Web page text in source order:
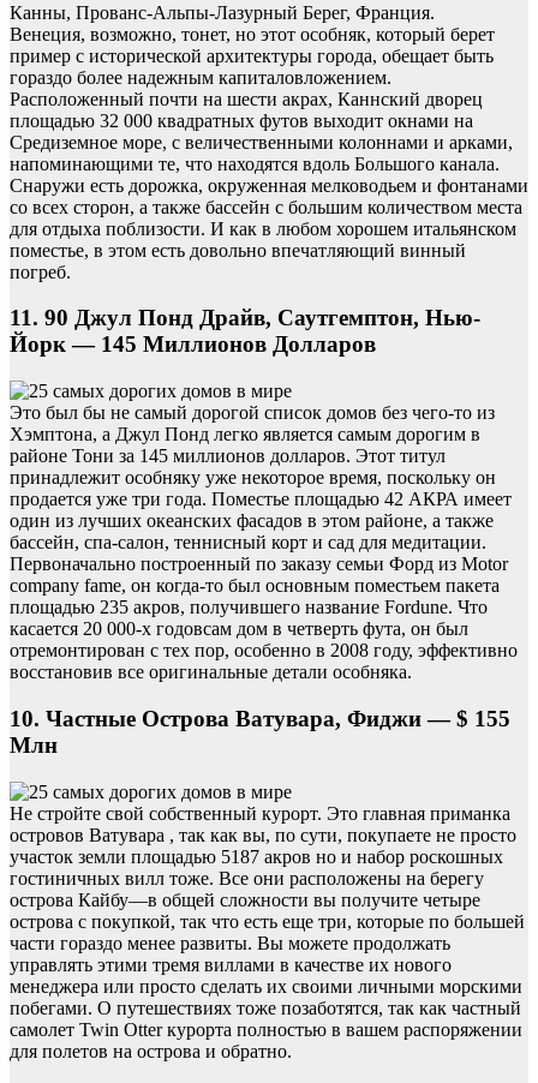
Канны, Прованс-Альпы-Лазурный Берег, Франция.
Венеция, возможно, тонет, но этот особняк, который берет
пример с исторической архитектуры города, обещает быть
гораздо более надежным капиталовложением.
Расположенный почти на шести акрах, Каннский дворец
площадью 32 000 квадратных футов выходит окнами на
Средиземное море, с величественными колоннами и арками,
напоминающими те, что находятся вдоль Большого канала.
Снаружи есть дорожка, окруженная мелководьем и фонтанами
со всех сторон, а также бассейн с большим количеством места
для отдыха поблизости. И как в любом хорошем итальянском
поместье, в этом есть довольно впечатляющий винный
погреб.
11. 90 Джул Понд Драйв, Саутгемптон, Нью-
Йорк — 145 Миллионов Долларов
Это был бы не самый дорогой список домов без чего-то из
Хэмптона, а Джул Понд легко является самым дорогим в
районе Тони за 145 миллионов долларов. Этот титул
принадлежит особняку уже некоторое время, поскольку он
продается уже три года. Поместье площадью 42 АКРА имеет
один из лучших океанских фасадов в этом районе, а также
бассейн, спа-салон, теннисный корт и сад для медитации.
Первоначально построенный по заказу семьи Форд из Motor
company fame, он когда-то был основным поместьем пакета
площадью 235 акров, получившего название Fordune. Что
касается 20 000-х годовсам дом в четверть фута, он был
отремонтирован с тех пор, особенно в 2008 году, эффективно
восстановив все оригинальные детали особняка.
10. Частные Острова Ватувара, Фиджи — $ 155
Млн
Не стройте свой собственный курорт. Это главная приманка
островов Ватувара , так как вы, по сути, покупаете не просто
участок земли площадью 5187 акров но и набор роскошных
гостиничных вилл тоже. Все они расположены на берегу
острова Кайбу—в общей сложности вы получите четыре
острова с покупкой, так что есть еще три, которые по большей
части гораздо менее развиты. Вы можете продолжать
управлять этими тремя виллами в качестве их нового
менеджера или просто сделать их своими личными морскими
побегами. О путешествиях тоже позаботятся, так как частный
самолет Twin Otter курорта полностью в вашем распоряжении
для полетов на острова и обратно.